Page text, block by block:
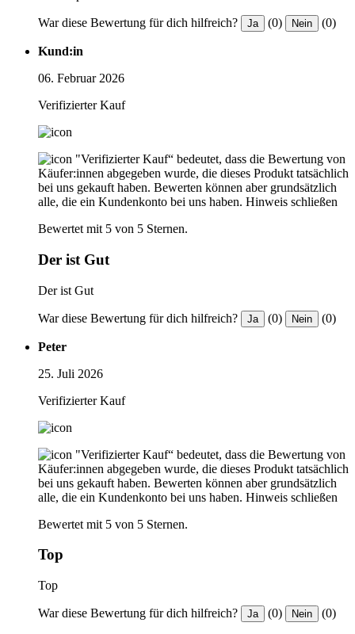
War diese Bewertung für dich hilfreich? Ja (0) Nein (0)
Kund:in
06. Februar 2026
Verifizierter Kauf
"Verifizierter Kauf“ bedeutet, dass die Bewertung von
Käufer:innen abgegeben wurde, die dieses Produkt tatsächlich
bei uns gekauft haben. Bewerten können aber grundsätzlich
alle, die ein Kundenkonto bei uns haben. Hinweis schließen
Bewertet mit 5 von 5 Sternen.
Der ist Gut
Der ist Gut
War diese Bewertung für dich hilfreich? Ja (0) Nein (0)
Peter
25. Juli 2026
Verifizierter Kauf
"Verifizierter Kauf“ bedeutet, dass die Bewertung von
Käufer:innen abgegeben wurde, die dieses Produkt tatsächlich
bei uns gekauft haben. Bewerten können aber grundsätzlich
alle, die ein Kundenkonto bei uns haben. Hinweis schließen
Bewertet mit 5 von 5 Sternen.
Top
Top
War diese Bewertung für dich hilfreich? Ja (0) Nein (0)